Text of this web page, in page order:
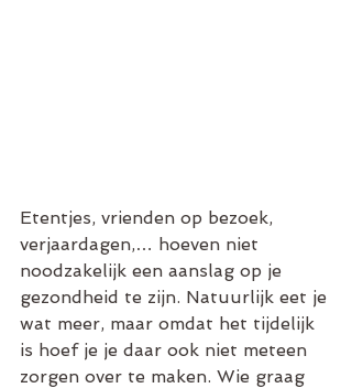
Etentjes, vrienden op bezoek,
verjaardagen,… hoeven niet
noodzakelijk een aanslag op je
gezondheid te zijn. Natuurlijk eet je
wat meer, maar omdat het tijdelijk
is hoef je je daar ook niet meteen
zorgen over te maken. Wie graag